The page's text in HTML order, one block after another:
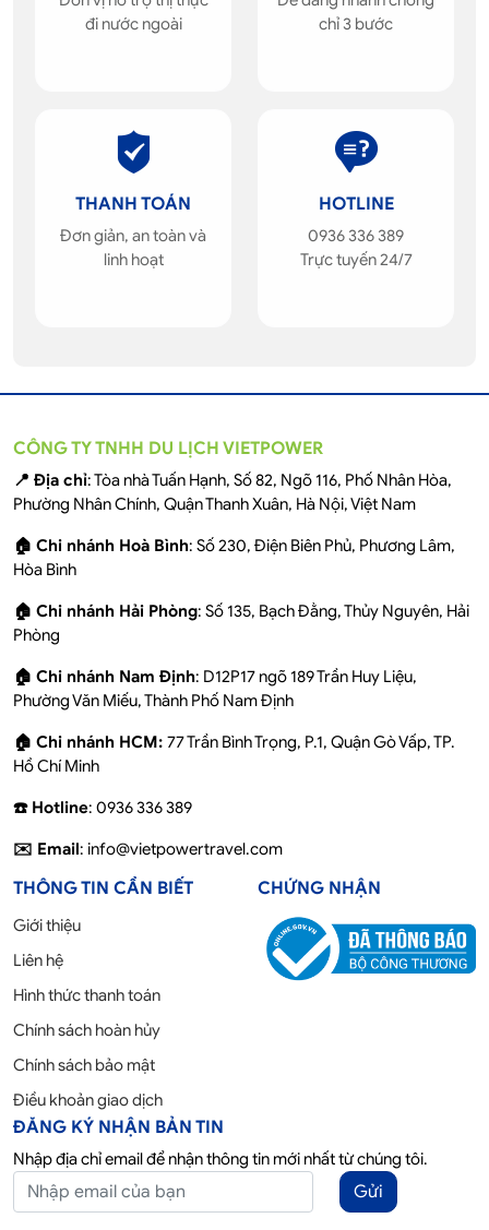
đi nước ngoài
chỉ 3 bước
THANH TOÁN
Đơn giản, an toàn và
linh hoạt
HOTLINE
0936 336 389
Trực tuyến 24/7
CÔNG TY TNHH DU LỊCH VIETPOWER
📍 Địa chỉ: Tòa nhà Tuấn Hạnh, Số 82, Ngõ 116, Phố Nhân Hòa,
Phường Nhân Chính, Quận Thanh Xuân, Hà Nội, Việt Nam
🏠 Chi nhánh Hoà Bình: Số 230, Điện Biên Phủ, Phương Lâm,
Hòa Bình
🏠 Chi nhánh Hải Phòng: Số 135, Bạch Đằng, Thủy Nguyên, Hải
Phòng
🏠 Chi nhánh Nam Định: D12P17 ngõ 189 Trần Huy Liệu,
Phường Văn Miếu, Thành Phố Nam Định
🏠 Chi nhánh HCM: 77 Trần Bình Trọng, P.1, Quận Gò Vấp, TP.
Hồ Chí Minh
☎️ Hotline: 0936 336 389
✉️ Email: info@vietpowertravel.com
THÔNG TIN CẦN BIẾT
Giới thiệu
Liên hệ
Hình thức thanh toán
Chính sách hoàn hủy
Chính sách bảo mật
Điều khoản giao dịch
CHỨNG NHẬN
ĐĂNG KÝ NHẬN BẢN TIN
Nhập địa chỉ email để nhận thông tin mới nhất từ chúng tôi.
Gửi